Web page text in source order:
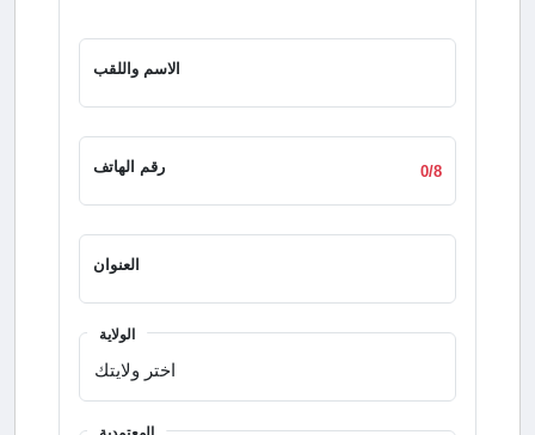
الاسم واللقب
رقم الهاتف 0/8
العنوان
الولاية